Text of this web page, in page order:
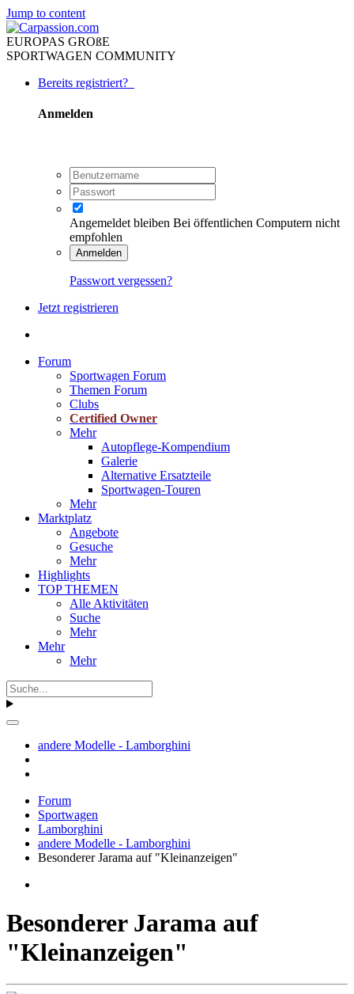
Jump to content
EUROPAS GROßE
SPORTWAGEN COMMUNITY
Bereits registriert?
Anmelden
Angemeldet bleiben Bei öffentlichen Computern nicht
empfohlen
Anmelden
Passwort vergessen?
Jetzt registrieren
Forum
Sportwagen Forum
Themen Forum
Clubs
Certified Owner
Mehr
Autopflege-Kompendium
Galerie
Alternative Ersatzteile
Sportwagen-Touren
Mehr
Marktplatz
Angebote
Gesuche
Mehr
Highlights
TOP THEMEN
Alle Aktivitäten
Suche
Mehr
Mehr
Mehr
andere Modelle - Lamborghini
Forum
Sportwagen
Lamborghini
andere Modelle - Lamborghini
Besonderer Jarama auf "Kleinanzeigen"
Besonderer Jarama auf
"Kleinanzeigen"